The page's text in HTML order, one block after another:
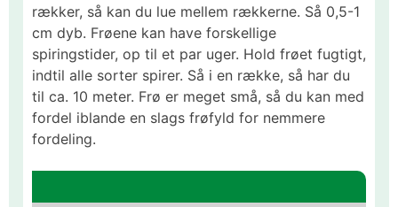
rækker, så kan du lue mellem rækkerne. Så 0,5-1
cm dyb. Frøene kan have forskellige
spiringstider, op til et par uger. Hold frøet fugtigt,
indtil alle sorter spirer. Så i en række, så har du
til ca. 10 meter. Frø er meget små, så du kan med
fordel iblande en slags frøfyld for nemmere
fordeling.